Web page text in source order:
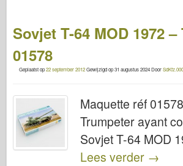
Sovjet T-64 MOD 1972
01578
Geplaatst op22 september 2012Gewijzigd op31 augustus 2024DoorSdKfz.000
Maquette réf
Trumpeter ayant
Sovjet T-64 MOD
Lees verder →